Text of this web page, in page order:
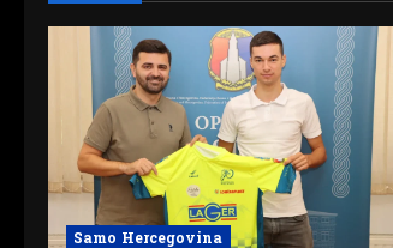
Samo Hercegovina